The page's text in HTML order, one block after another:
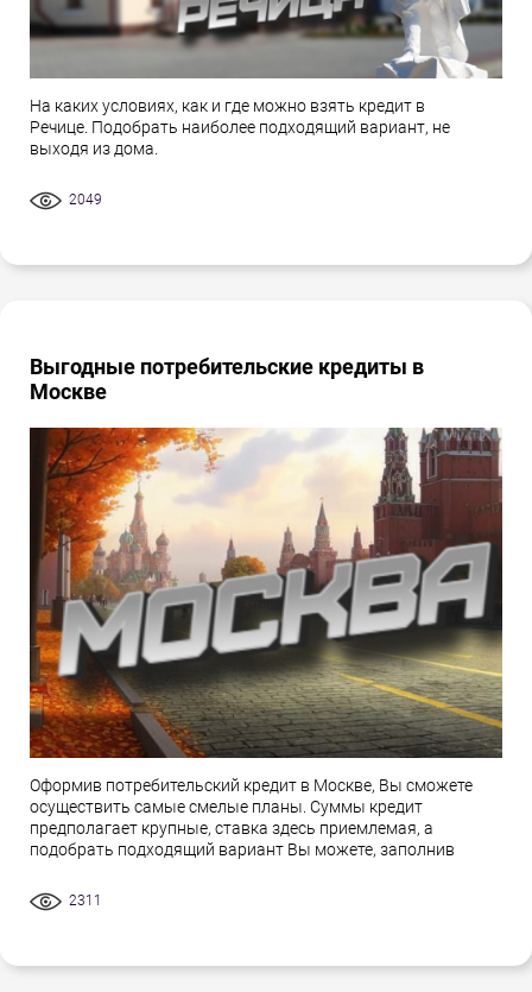
На каких условиях, как и где можно взять кредит в
Речице. Подобрать наиболее подходящий вариант, не
выходя из дома.
2049
Выгодные потребительские кредиты в
Москве
Оформив потребительский кредит в Москве, Вы сможете
осуществить самые смелые планы. Суммы кредит
предполагает крупные, ставка здесь приемлемая, а
подобрать подходящий вариант Вы можете, заполнив
2311